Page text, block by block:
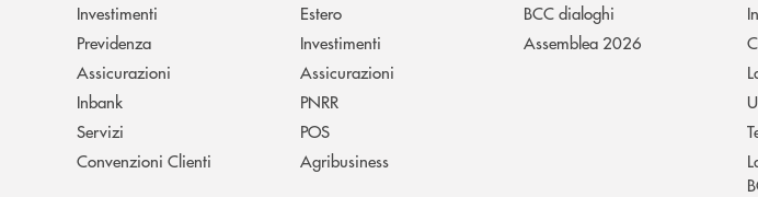
Investimenti
Previdenza
Assicurazioni
Inbank
Servizi
Convenzioni Clienti
Estero
Investimenti
Assicurazioni
PNRR
POS
Agribusiness
BCC dialoghi
Assemblea 2026